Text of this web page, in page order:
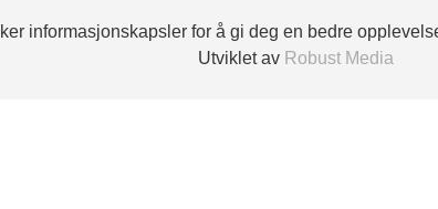
informasjonskapsler for å gi deg en bedre
Utviklet av Robust Media